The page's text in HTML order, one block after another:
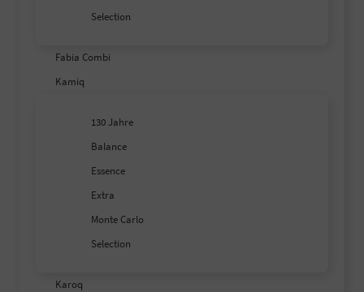
Selection
Fabia Combi
Kamiq
130 Jahre
Balance
Essence
Extra
Monte Carlo
Selection
Karoq